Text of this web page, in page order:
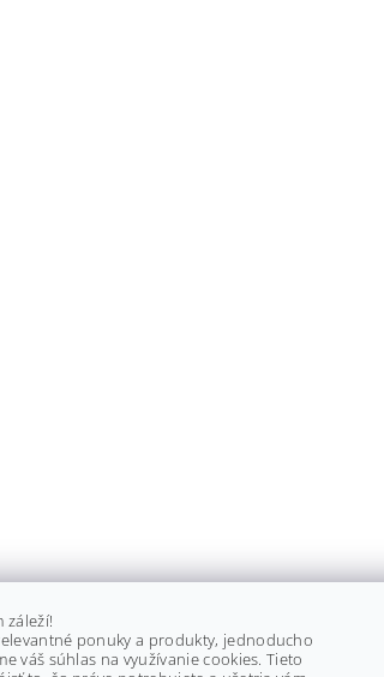
záleží!
ponuky a produkty, jednoducho
váš súhlas na využívanie cookies. Tieto